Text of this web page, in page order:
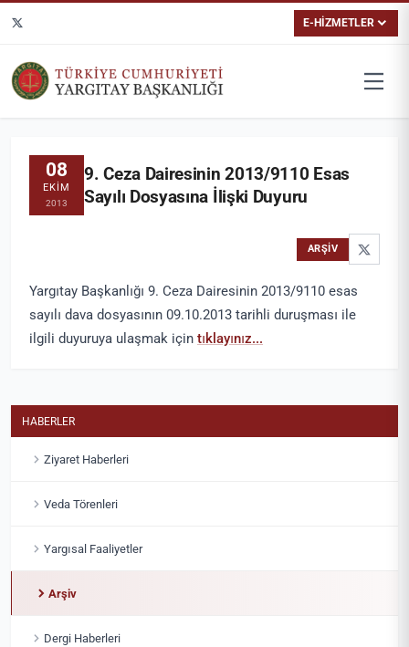
E-HİZMETLER
08
EKIM
2013
9. Ceza Dairesinin 2013/9110 Esas
Sayılı Dosyasına İlişki Duyuru
ARŞIV
Yargıtay Başkanlığı 9. Ceza Dairesinin 2013/9110 esas
sayılı dava dosyasının 09.10.2013 tarihli duruşması ile
ilgili duyuruya ulaşmak için tıklayınız...
HABERLER
Ziyaret Haberleri
Veda Törenleri
Yargısal Faaliyetler
Arşiv
Dergi Haberleri